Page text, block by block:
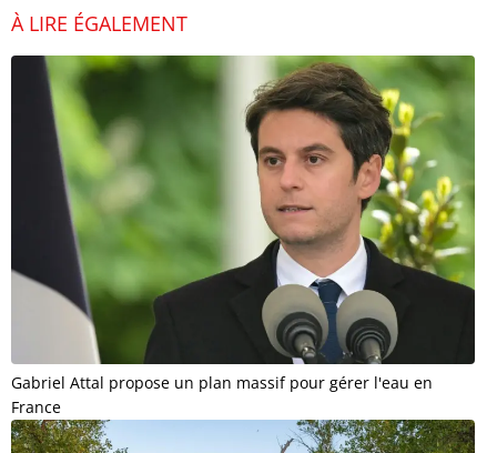
À LIRE ÉGALEMENT
Gabriel Attal propose un plan massif pour gérer l'eau en
France